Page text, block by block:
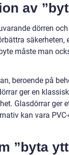
av
dörren
måste man
beroende på
ger en
Glasdörrar ger
kan vara
”byta